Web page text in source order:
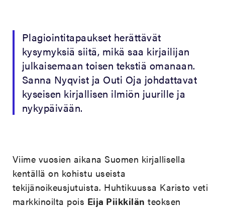
Plagiointitapaukset herättävät
kysymyksiä siitä, mikä saa kirjailijan
julkaisemaan toisen tekstiä omanaan.
Sanna Nyqvist ja Outi Oja johdattavat
kyseisen kirjallisen ilmiön juurille ja
nykypäivään.
Viime vuosien aikana Suomen kirjallisella
kentällä on kohistu useista
tekijänoikeusjutuista. Huhtikuussa Karisto veti
markkinoilta pois Eija Piikkilän teoksen